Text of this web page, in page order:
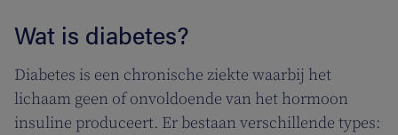
Wat is diabetes?
Diabetes is een chronische ziekte waarbij het
lichaam geen of onvoldoende van het hormoon
insuline produceert. Er bestaan verschillende types: